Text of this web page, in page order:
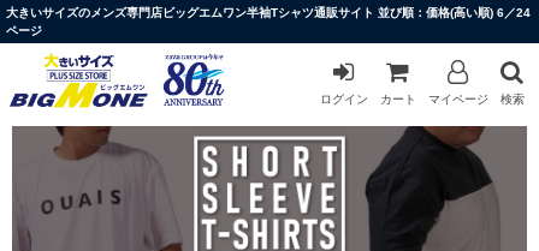
大きいサイズのメンズ専門店ビッグエムワン半袖Tシャツ通販サイト 並び順：価格(高い順) 6／24
ページ
ログイン カート マイページ 検索